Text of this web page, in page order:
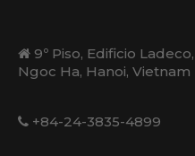
9º Piso, Edificio
Ngoc Ha, Hanoi, Vietnam
+84-24-3835-4899